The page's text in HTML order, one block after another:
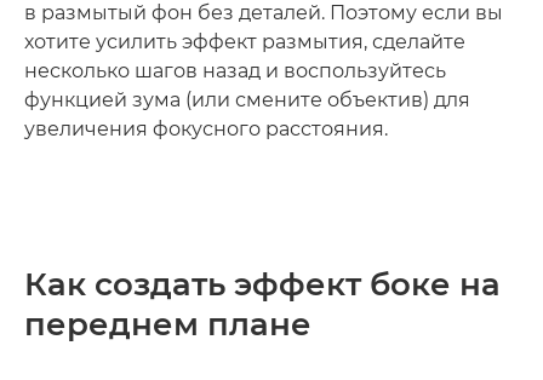
в размытый фон без деталей. Поэтому если вы
хотите усилить эффект размытия, сделайте
несколько шагов назад и воспользуйтесь
функцией зума (или смените объектив) для
увеличения фокусного расстояния.
Как создать эффект боке на
переднем плане